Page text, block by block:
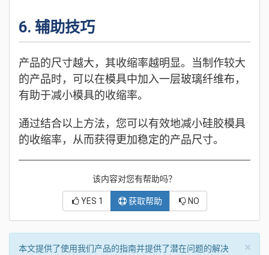
6. 辅助技巧
产品的尺寸越大，其收缩率越明显。当制作较大
的产品时，可以在模具中加入一层玻璃纤维布，
有助于减小模具的收缩率。
通过结合以上方法，您可以有效地减小硅胶模具
的收缩率，从而获得更加稳定的产品尺寸。
该内容对您有帮助吗？
YES 1 获取帮助 NO
×
本文提供了使用我们产品的指南并提供了潜在问题的解决